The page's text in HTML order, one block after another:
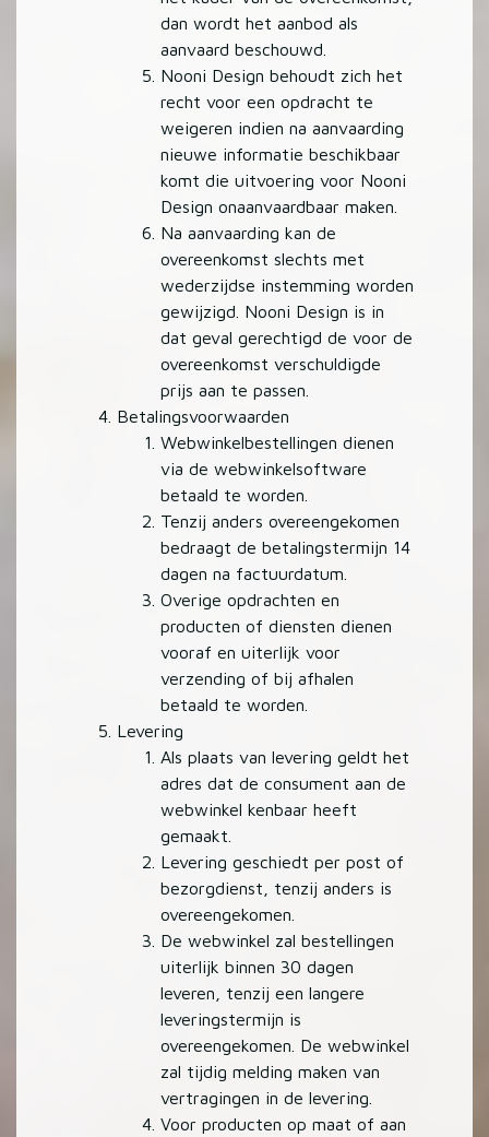
dan wordt het aanbod als
aanvaard beschouwd.
Nooni Design behoudt zich het
recht voor een opdracht te
weigeren indien na aanvaarding
nieuwe informatie beschikbaar
komt die uitvoering voor Nooni
Design onaanvaardbaar maken.
Na aanvaarding kan de
overeenkomst slechts met
wederzijdse instemming worden
gewijzigd. Nooni Design is in
dat geval gerechtigd de voor de
overeenkomst verschuldigde
prijs aan te passen.
Betalingsvoorwaarden
Webwinkelbestellingen dienen
via de webwinkelsoftware
betaald te worden.
Tenzij anders overeengekomen
bedraagt de betalingstermijn 14
dagen na factuurdatum.
Overige opdrachten en
producten of diensten dienen
vooraf en uiterlijk voor
verzending of bij afhalen
betaald te worden.
Levering
Als plaats van levering geldt het
adres dat de consument aan de
webwinkel kenbaar heeft
gemaakt.
Levering geschiedt per post of
bezorgdienst, tenzij anders is
overeengekomen.
De webwinkel zal bestellingen
uiterlijk binnen 30 dagen
leveren, tenzij een langere
leveringstermijn is
overeengekomen. De webwinkel
zal tijdig melding maken van
vertragingen in de levering.
Voor producten op maat of aan